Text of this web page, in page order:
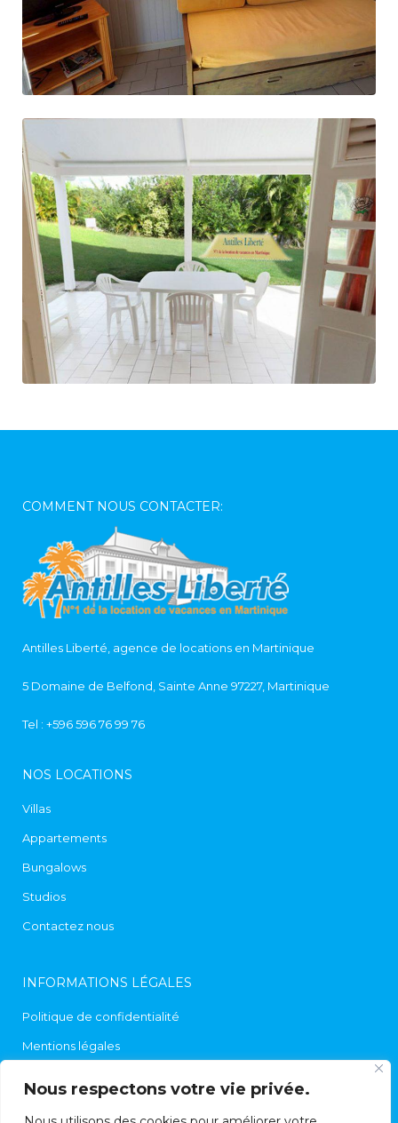
Nous respectons votre vie privée.
COMMENT NOUS CONTACTER:
Antilles Liberté, agence de locations en Martinique
5 Domaine de Belfond, Sainte Anne 97227, Martinique
Tel : +596 596 76 99 76
NOS LOCATIONS
Villas
Appartements
Bungalows
Studios
Contactez nous
INFORMATIONS LÉGALES
Politique de confidentialité
Mentions légales